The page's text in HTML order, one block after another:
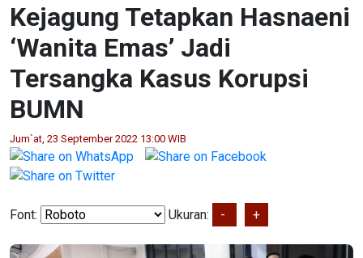
Kejagung Tetapkan Hasnaeni
‘Wanita Emas’ Jadi
Tersangka Kasus Korupsi
BUMN
Jum`at, 23 September 2022 13:00 WIB
Font: Ukuran: - +